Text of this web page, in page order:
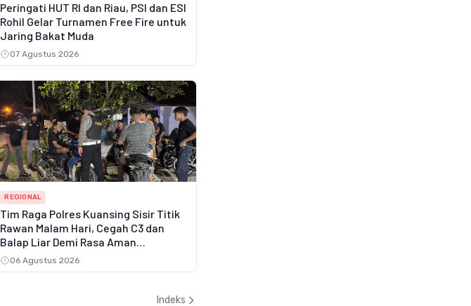
Peringati HUT RI dan Riau, PSI dan ESI
Rohil Gelar Turnamen Free Fire untuk
Jaring Bakat Muda
07 Agustus 2026
REGIONAL
Tim Raga Polres Kuansing Sisir Titik
Rawan Malam Hari, Cegah C3 dan
Balap Liar Demi Rasa Aman
Masyarakat
06 Agustus 2026
Indeks